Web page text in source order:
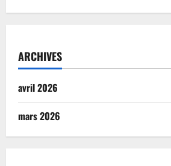
ARCHIVES
avril 2026
mars 2026